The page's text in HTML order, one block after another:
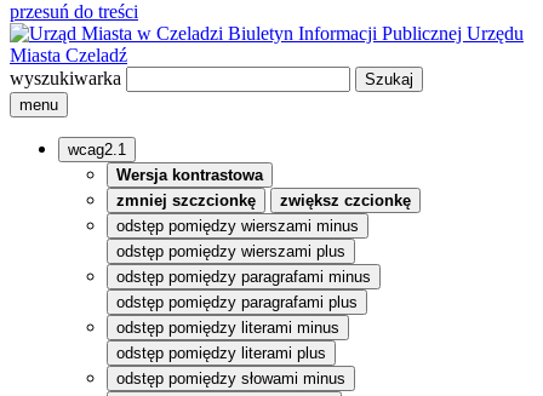
przesuń do treści
Biuletyn Informacji Publicznej Urzędu
Miasta Czeladź
wyszukiwarka
menu
wcag2.1
Wersja kontrastowa
zmniej szczcionkę
zwiększ czcionkę
odstęp pomiędzy wierszami minus
odstęp pomiędzy wierszami plus
odstęp pomiędzy paragrafami minus
odstęp pomiędzy paragrafami plus
odstęp pomiędzy literami minus
odstęp pomiędzy literami plus
odstęp pomiędzy słowami minus